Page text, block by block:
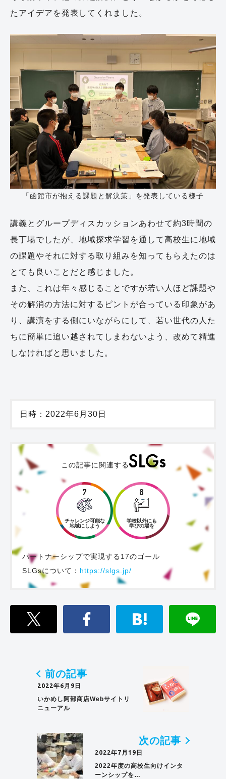
たアイデアを発表してくれました。
「函館市が抱える課題と解決策」を発表している様子
講義とグループディスカッションあわせて約3時間の
長丁場でしたが、地域探求学習を通して高校生に地域
の課題やそれに対する取り組みを知ってもらえたのは
とても良いことだと感じました。
また、これは年々感じることですが若い人ほど課題や
その解消の方法に対するピントが合っている印象があ
り、講演をする側にいながらにして、若い世代の人た
ちに簡単に追い越されてしまわないよう、改めて精進
しなければと思いました。
日時：2022年6月30日
この記事に関連する
7
チャレンジ可能な
地域にしよう
8
学校以外にも
学びの場を
パートナーシップで実現する17のゴール
SLGsについて： https://slgs.jp/
前の記事
2022年6月9日
いかめし阿部商店Webサイトリ
ニューアル
次の記事
2022年7月19日
2022年度の高校生向けインタ
ーンシップを…